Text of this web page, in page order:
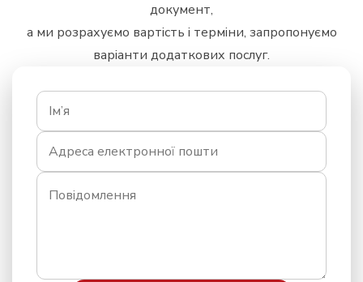
документ,
а ми розрахуємо вартість і терміни, запропонуємо
варіанти додаткових послуг.